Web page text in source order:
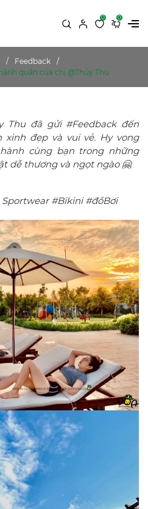
0 0
Feedback
quần của chị @Thủy Thu
Thu đã gửi #Feedback đến
xinh đẹp và vui vẻ. Hy vọng
cùng bạn trong những
dễ thương và ngọt ngào 🤗
#Bikini #đồBơi